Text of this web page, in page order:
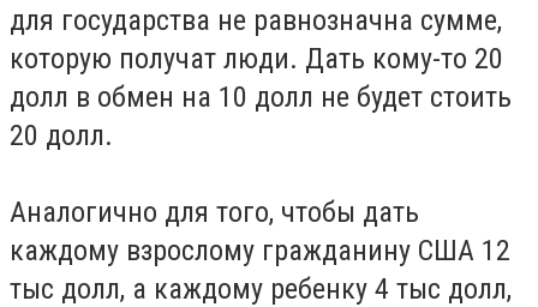
для государства не равнозначна сумме,
которую получат люди. Дать кому-то 20
долл в обмен на 10 долл не будет стоить
20 долл.
Аналогично для того, чтобы дать
каждому взрослому гражданину США 12
тыс долл, а каждому ребенку 4 тыс долл,